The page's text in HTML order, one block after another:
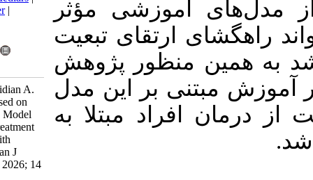
مؤثر
تبعیت
پژوهش
بر این مدل
مبتلا به
ProCite
Reference Manager |
Send citation to:
Mendeley
Zotero
Yousefi M, Sarhadi M, Navidian A.
The Effect of Education Based on
Leventhal’s Self-Regulation Model
on Illness Perception and Treatment
Adherence in Individuals with
Coronary Artery Disease. Iran J
Health Educ Health Promot 2026; 14